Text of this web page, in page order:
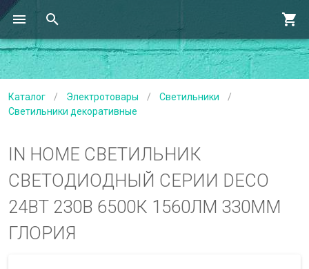
Каталог / Электротовары / Светильники
/
Светильники декоративные
IN HOME СВЕТИЛЬНИК
СВЕТОДИОДНЫЙ СЕРИИ DECO
24ВТ 230В 6500К 1560ЛМ 330ММ
ГЛОРИЯ